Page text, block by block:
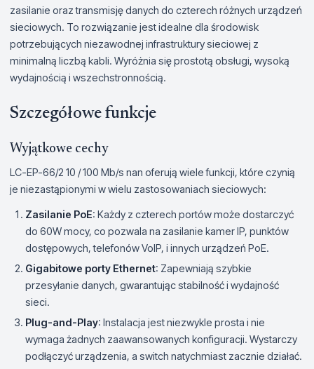
zasilanie oraz transmisję danych do czterech różnych urządzeń
sieciowych. To rozwiązanie jest idealne dla środowisk
potrzebujących niezawodnej infrastruktury sieciowej z
minimalną liczbą kabli. Wyróżnia się prostotą obsługi, wysoką
wydajnością i wszechstronnością.
Szczegółowe funkcje
Wyjątkowe cechy
LC-EP-66/2 10 / 100 Mb/s nan oferują wiele funkcji, które czynią
je niezastąpionymi w wielu zastosowaniach sieciowych:
Zasilanie PoE: Każdy z czterech portów może dostarczyć
do 60W mocy, co pozwala na zasilanie kamer IP, punktów
dostępowych, telefonów VoIP, i innych urządzeń PoE.
Gigabitowe porty Ethernet: Zapewniają szybkie
przesyłanie danych, gwarantując stabilność i wydajność
sieci.
Plug-and-Play: Instalacja jest niezwykle prosta i nie
wymaga żadnych zaawansowanych konfiguracji. Wystarczy
podłączyć urządzenia, a switch natychmiast zacznie działać.